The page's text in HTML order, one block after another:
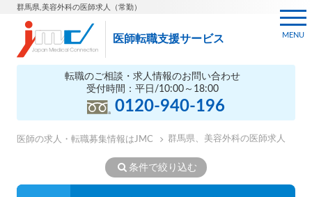
群馬県,美容外科の医師求人（常勤）
医師転職支援サービス
転職のご相談・求人情報のお問い合わせ
受付時間：平日/10:00～18:00
0120-940-196
MENU
医師の求人・転職募集情報はJMC 群馬県、美容外科の医師求人
条件で絞り込む